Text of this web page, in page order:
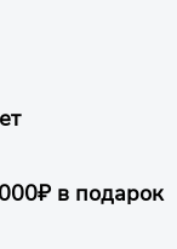
в подарок